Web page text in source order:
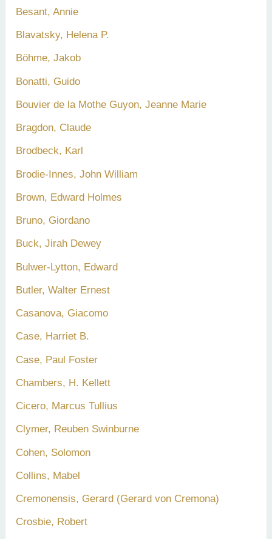
Besant, Annie
Blavatsky, Helena P.
Böhme, Jakob
Bonatti, Guido
Bouvier de la Mothe Guyon, Jeanne Marie
Bragdon, Claude
Brodbeck, Karl
Brodie-Innes, John William
Brown, Edward Holmes
Bruno, Giordano
Buck, Jirah Dewey
Bulwer-Lytton, Edward
Butler, Walter Ernest
Casanova, Giacomo
Case, Harriet B.
Case, Paul Foster
Chambers, H. Kellett
Cicero, Marcus Tullius
Clymer, Reuben Swinburne
Cohen, Solomon
Collins, Mabel
Cremonensis, Gerard (Gerard von Cremona)
Crosbie, Robert